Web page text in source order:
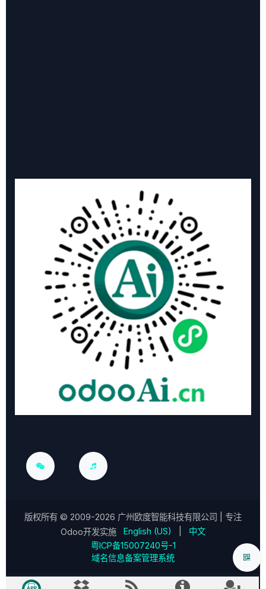
版权所有 © 2009-2026 广州欧度智能科技有限公司
| 专注
Odoo开发实施
English (US)
中文
粤ICP备15007240号-1
域名信息备案管理系统